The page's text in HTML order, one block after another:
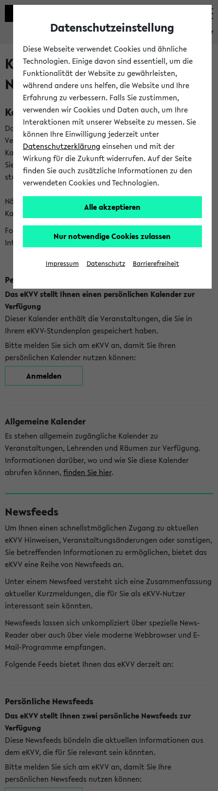
eKVV
Kalenderintegration und
Newsfeeds
Kalenderintegration
Das eKVV bietet Ihnen die Möglichkeit,
Veranstaltungstermine in eine Vielzahl von
Kalenderanwendungen einzubinden. Auf diese Weise können
Sie einen gemeinsamen Überblick über Ihre privaten und
studienbezogenen Termine erhalten.
Näheres zu Vorteilen und Funktionsweise der
Kalenderintegration können Sie auf unserer
Folgende Kalender bietet Ihnen das eKVV derzeit zur
Integration an:
Persönlicher Kalender
Das eKVV stellt Ihnen einen persönlichen Kalender zur
Verfügung
Dieser Kalender enthält die Veranstaltungen, die Sie in
Ihrem eKVV-Stundenplan gespeichert haben.
Bitte melden Sie sich am eKVV an, damit Sie Ihren
persönlichen Kalender nutzen können:
Anmelden
Allgemeine Kalender
Es stehen allgemein zugängliche Kalender zu
Veranstaltungen, Lehrenden und Räumen zur Verfügung.
Informationen darüber, wo und wie Sie diese Kalender
abrufen können, finden Sie hier.
Newsfeeds
Um Ihnen einen schnellstmöglichen Zugang zu aktuellen
eKVV Hinweisen, Veranstaltungsänderungen oder sonstigen,
Sie betreffenden Informationen zu ermöglichen, bietet das
eKVV eine Reihe von Newsfeeds an.
Unter einem Newsfeed versteht sich eine Zusammenfassung
aktueller Kurzmeldungen, die für Sie als eKVV-Nutzer
interessant sein könnten.
Newsfeeds lassen sich unkompliziert über spezielle News-
Reader aber auch über viele moderne Webbrowser und E-
Mail-Programme empfangen.
Folgende Feeds bietet Ihnen das eKVV derzeit an:
Persönliche Newsfeeds
Das eKVV stellt Ihnen zwei persönliche Newsfeeds zur
Verfügung
Diese Newsfeeds bündeln die aktuellen Informationen aus
dem eKVV, die für Sie relevant sein könnten.
Bitte melden Sie sich am eKVV an, damit Sie Ihre
persönlichen Newsfeeds nutzen können:
Datenschutzeinstellung
Diese Webseite verwendet Cookies und ähnliche
Technologien. Einige davon sind essentiell, um die
Funktionalität der Website zu gewährleisten,
während andere uns helfen, die Website und Ihre
Erfahrung zu verbessern. Falls Sie zustimmen,
verwenden wir Cookies und Daten auch, um Ihre
Interaktionen mit unserer Webseite zu messen. Sie
können Ihre Einwilligung jederzeit unter
Datenschutzerklärung einsehen und mit der
Wirkung für die Zukunft widerrufen. Auf der Seite
finden Sie auch zusätzliche Informationen zu den
verwendeten Cookies und Technologien.
Alle akzeptieren
Nur notwendige Cookies zulassen
Impressum Datenschutz Barrierefreiheit